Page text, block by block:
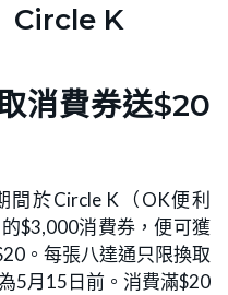
Circle K
消費券送$20
於Circle K（OK便利
$3,000消費券，便可獲
。每張八達通只限換取
5月15日前。消費滿$20